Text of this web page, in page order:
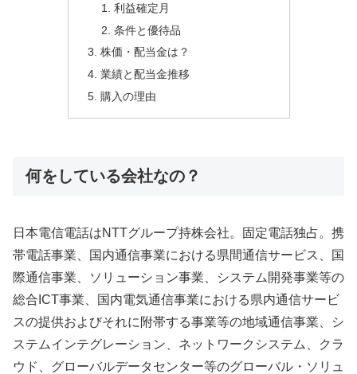
利益確定月
条件と優待品
株価・配当金は？
業績と配当金推移
購入の理由
何をしている会社なの？
日本電信電話はNTTグループ持株会社。固定電話独占。携
帯電話事業、国内通信事業における県間通信サービス、国
際通信事業、ソリューション事業、システム開発事業等の
総合ICT事業、国内電気通信事業における県内通信サービ
スの提供およびそれに附帯する事業等の地域通信事業、シ
ステムインテグレーション、ネットワークシステム、クラ
ウド、グローバルデータセンター等のグローバル・ソリュ